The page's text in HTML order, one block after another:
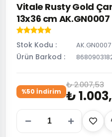
Vitale Rusty Gold
13x36 cm AK.GN0007
Stok Kodu AK.GN0007
Ürün Barkod
%50 İndirim
₺ 2.007,53
₺